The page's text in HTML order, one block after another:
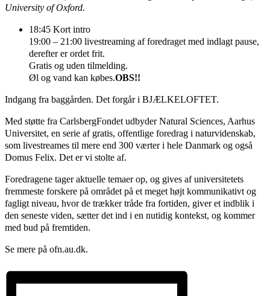
University of Oxford.
18:45 Kort intro
19:00 – 21:00 livestreaming af foredraget med indlagt pause,
derefter er ordet frit.
Gratis og uden tilmelding.
Øl og vand kan købes.OBS!!
Indgang fra baggården. Det forgår i BJÆLKELOFTET.
Med støtte fra CarlsbergFondet udbyder Natural Sciences, Aarhus
Universitet, en serie af gratis, offentlige foredrag i naturvidenskab,
som livestreames til mere end 300 værter i hele Danmark og også
Domus Felix. Det er vi stolte af.
Foredragene tager aktuelle temaer op, og gives af universitetets
fremmeste forskere på området på et meget højt kommunikativt og
fagligt niveau, hvor de trækker tråde fra fortiden, giver et indblik i
den seneste viden, sætter det ind i en nutidig kontekst, og kommer
med bud på fremtiden.
Se mere på ofn.au.dk.